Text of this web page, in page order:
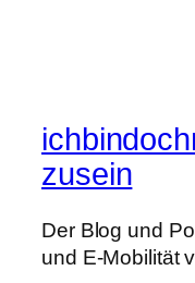
zusein
Der Blog und
und E-Mobilität